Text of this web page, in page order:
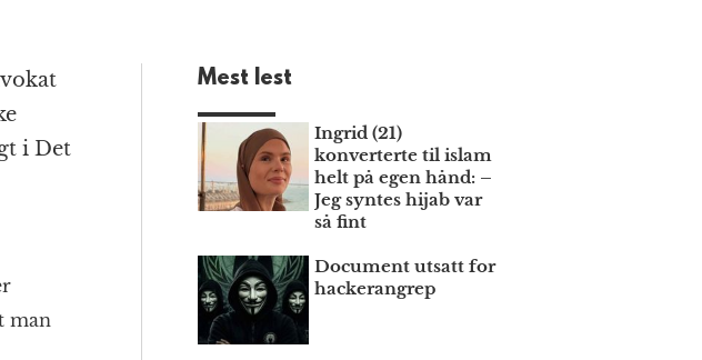
i Det
man
Mest lest
Ingrid (21)
konverterte til islam
helt på egen hånd: –
Jeg syntes hijab var
så fint
Document utsatt for
hackerangrep